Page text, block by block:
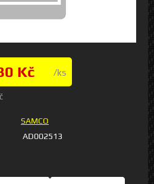
Kč /ks
SAMCO
AD002513